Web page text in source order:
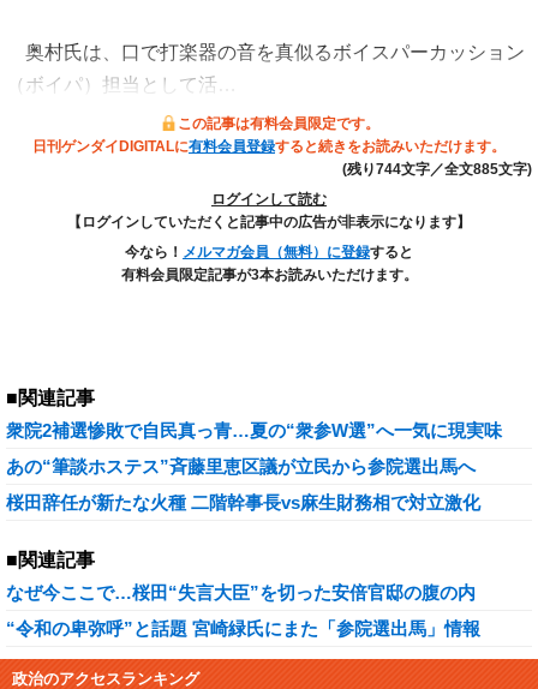
奥村氏は、口で打楽器の音を真似るボイスパーカッション
（ボイパ）担当として活…
この記事は有料会員限定です。
日刊ゲンダイDIGITALに有料会員登録すると続きをお読みいただけます。
(残り744文字／全文885文字)
ログインして読む
【ログインしていただくと記事中の広告が非表示になります】
今なら！ メルマガ会員（無料）に登録すると
有料会員限定記事が3本お読みいただけます。
■関連記事
衆院2補選惨敗で自民真っ青…夏の“衆参W選”へ一気に現実味
あの“筆談ホステス”斉藤里恵区議が立民から参院選出馬へ
桜田辞任が新たな火種 二階幹事長vs麻生財務相で対立激化
■関連記事
なぜ今ここで…桜田“失言大臣”を切った安倍官邸の腹の内
“令和の卑弥呼”と話題 宮崎緑氏にまた「参院選出馬」情報
政治のアクセスランキング